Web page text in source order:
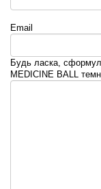
Email
Будь ласка,
MEDICINE BALL